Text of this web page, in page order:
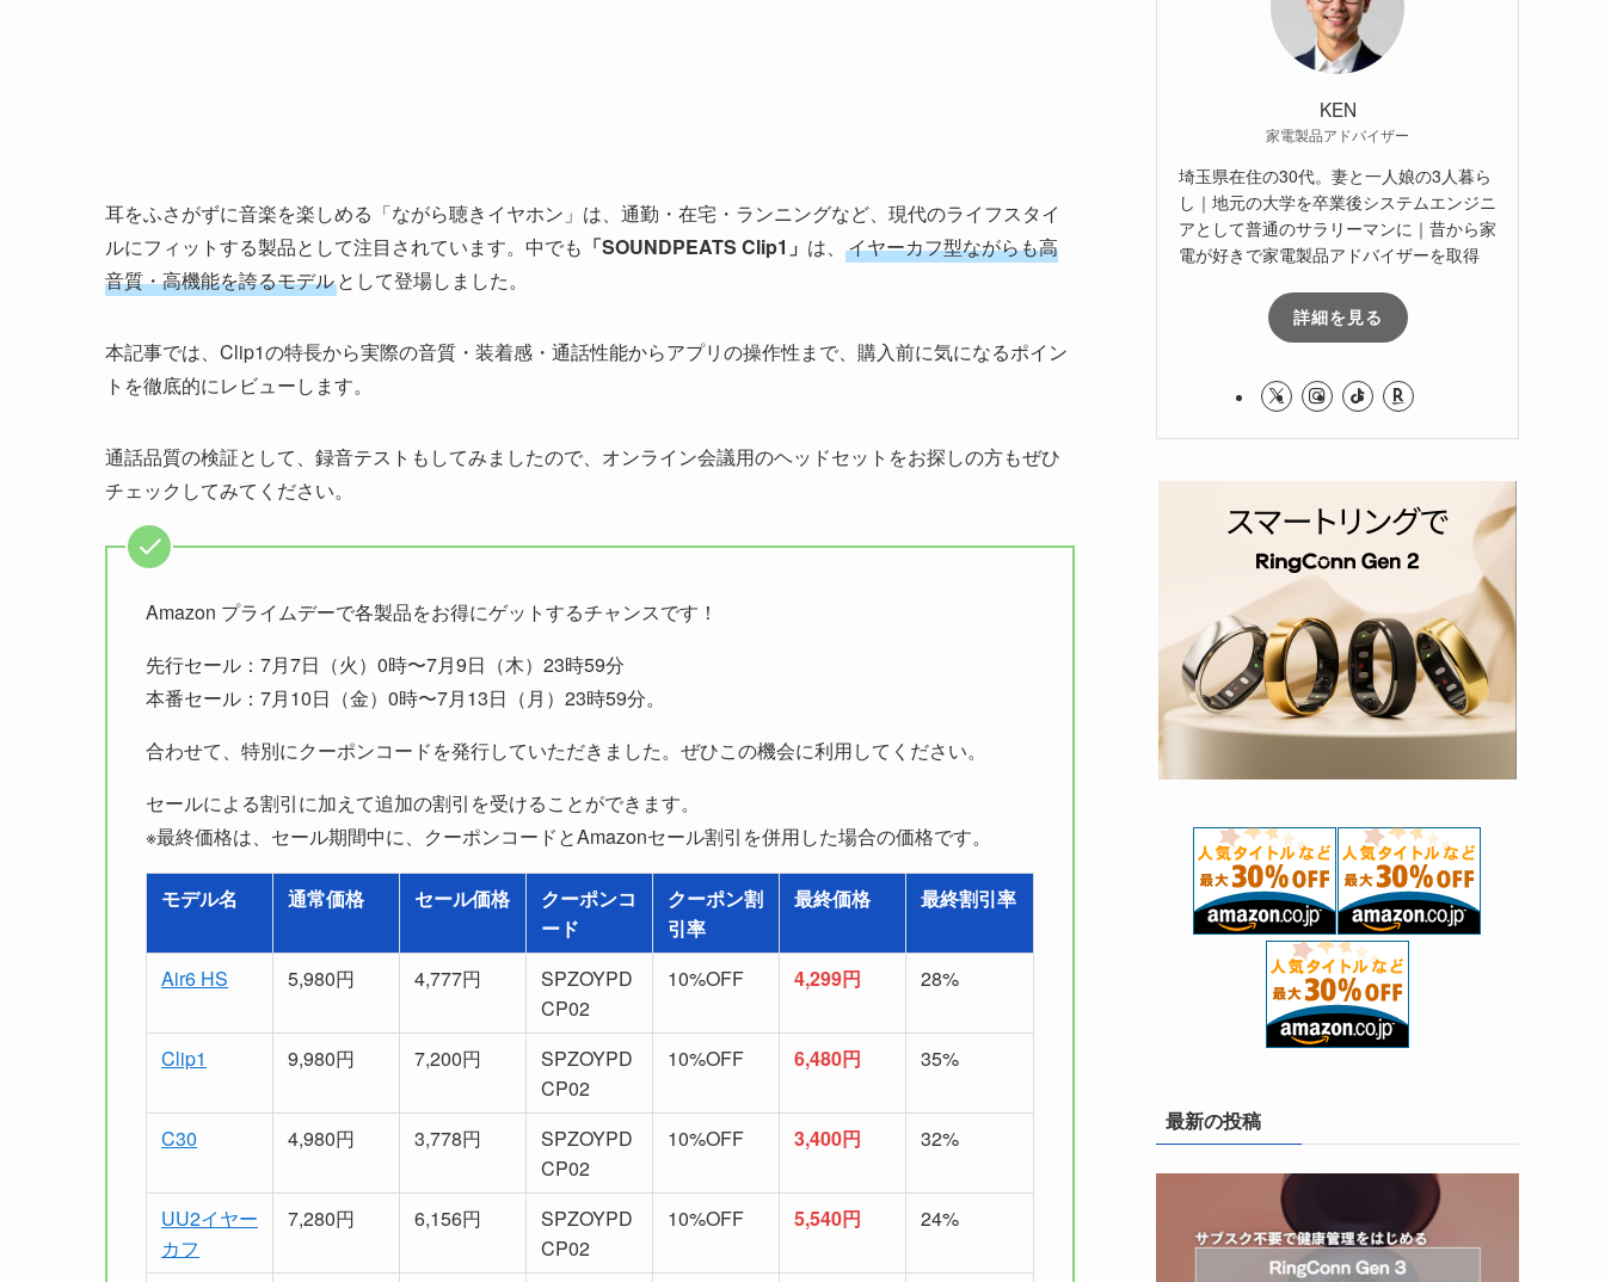
耳をふさがずに音楽を楽しめる「ながら聴きイヤホン」は、通勤・在宅・ランニングなど、現代のライフスタイ
ルにフィットする製品として注目されています。中でも 「SOUNDPEATS Clip1」 は、 イヤーカフ型ながらも高
音質・高機能を誇るモデルとして登場しました。
本記事では、Clip1の特長から実際の音質・装着感・通話性能からアプリの操作性まで、購入前に気になるポイン
トを徹底的にレビューします。
通話品質の検証として、録音テストもしてみましたので、オンライン会議用のヘッドセットをお探しの方もぜひ
チェックしてみてください。
Amazon プライムデーで各製品をお得にゲットするチャンスです！
先行セール：7月7日（火）0時〜7月9日（木）23時59分
本番セール：7月10日（金）0時〜7月13日（月）23時59分。
合わせて、特別にクーポンコードを発行していただきました。ぜひこの機会に利用してください。
セールによる割引に加えて追加の割引を受けることができます。
※最終価格は、セール期間中に、クーポンコードとAmazonセール割引を併用した場合の価格です。
モデル名 通常価格 セール価格
クーポンコ
ード
クーポン割
引率
最終価格 最終割引率
Air6 HS 5,980円 4,777円
SPZOYPD
CP02
10%OFF 4,299円 28%
Clip1 9,980円 7,200円
SPZOYPD
CP02
10%OFF 6,480円 35%
C30 4,980円 3,778円
SPZOYPD
CP02
10%OFF 3,400円 32%
UU2イヤー
カフ
7,280円 6,156円
SPZOYPD
CP02
10%OFF 5,540円 24%
KEN
家電製品アドバイザー
埼玉県在住の30代。妻と一人娘の3人暮ら
し｜地元の大学を卒業後システムエンジニ
アとして普通のサラリーマンに｜昔から家
電が好きで家電製品アドバイザーを取得
詳細を見る
最新の投稿